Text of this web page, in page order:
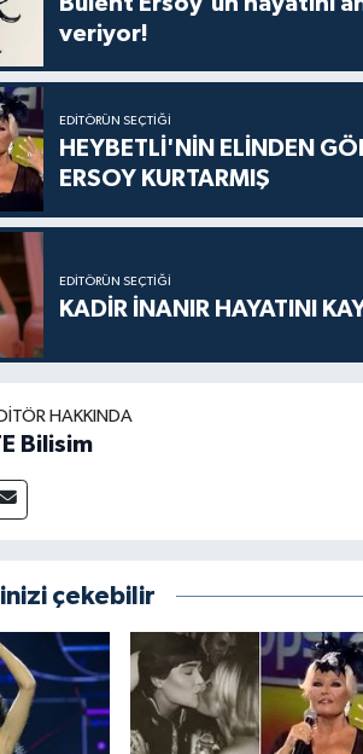
veriyor!
EDITÖRÜN SEÇTIĞI
HEYBETLİ'NİN ELİNDEN
ERSOY KURTARMIŞ
EDITÖRÜN SEÇTIĞI
KADİR İNANIR HAYATINI
HAKKINDA
Bilisim
çekebilir